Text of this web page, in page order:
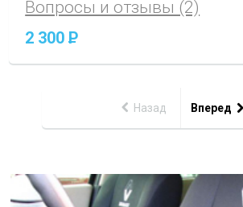
Вопросы и отзывы (2)
2 300P
Назад Вперед